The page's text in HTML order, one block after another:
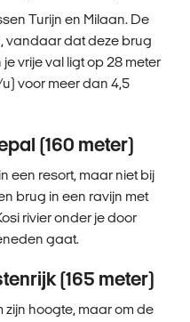
Turijn en Milaan. De
vandaar dat deze brug
vrije val ligt op 28 meter
voor meer dan 4,5
(160 meter)
een resort, maar niet bij
brug in een ravijn met
rivier onder je door
gaat.
(165 meter)
zijn hoogte, maar om de